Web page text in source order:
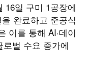
16일 구미 1공장에
완료하고 준공식
이를 통해 AI·데이
로벌 수요 증가에